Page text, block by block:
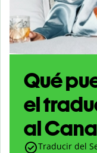
Qué
el
al
Traducir del